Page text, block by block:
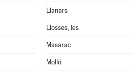
Llanars
Llosses, les
Masarac
Molló